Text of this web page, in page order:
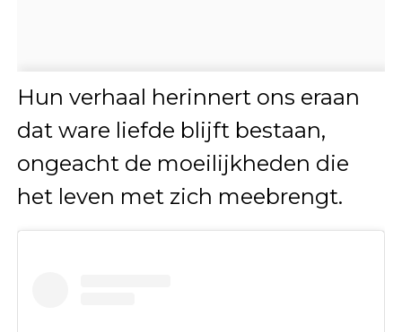
Hun verhaal herinnert ons eraan
dat ware liefde blijft bestaan,
ongeacht de moeilijkheden die
het leven met zich meebrengt.